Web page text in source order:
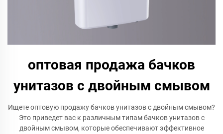
оптовая продажа бачков
унитазов с двойным смывом
Ищете оптовую продажу бачков унитазов с двойным смывом?
Это приведет вас к различным типам бачков унитазов с
двойным смывом, которые обеспечивают эффективное